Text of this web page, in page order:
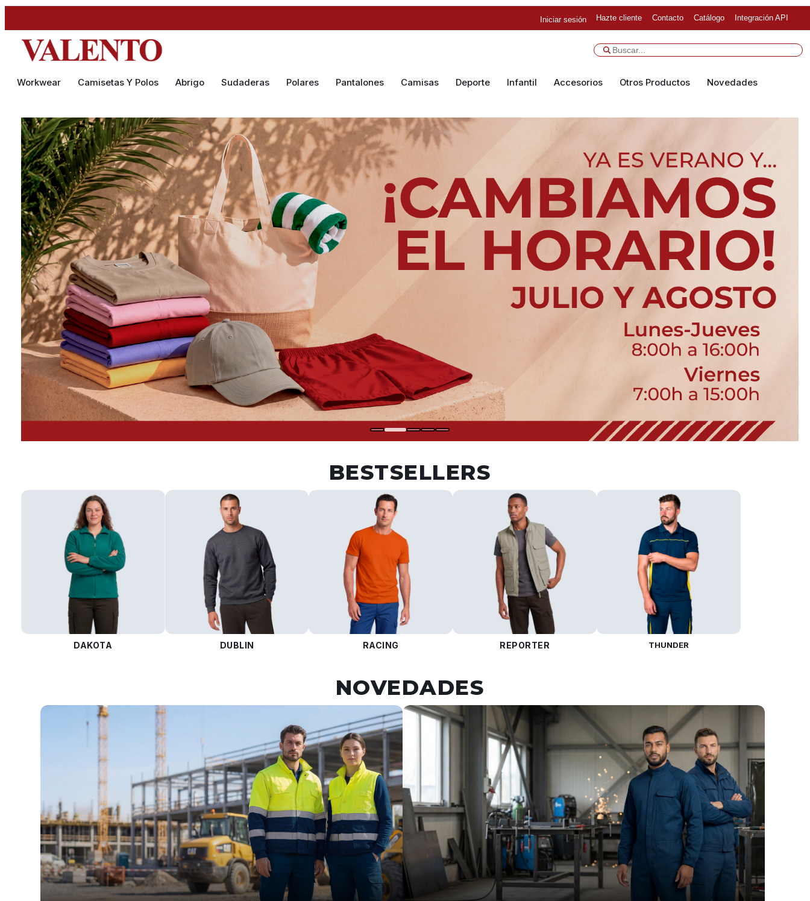
Iniciar sesión Hazte cliente Contacto Catálogo Integración API
Workwear Camisetas Y Polos Abrigo Sudaderas Polares Pantalones Camisas Deporte Infantil Accesorios Otros Productos Novedades
BESTSELLERS
DAKOTA DUBLIN RACING REPORTER THUNDER
NOVEDADES